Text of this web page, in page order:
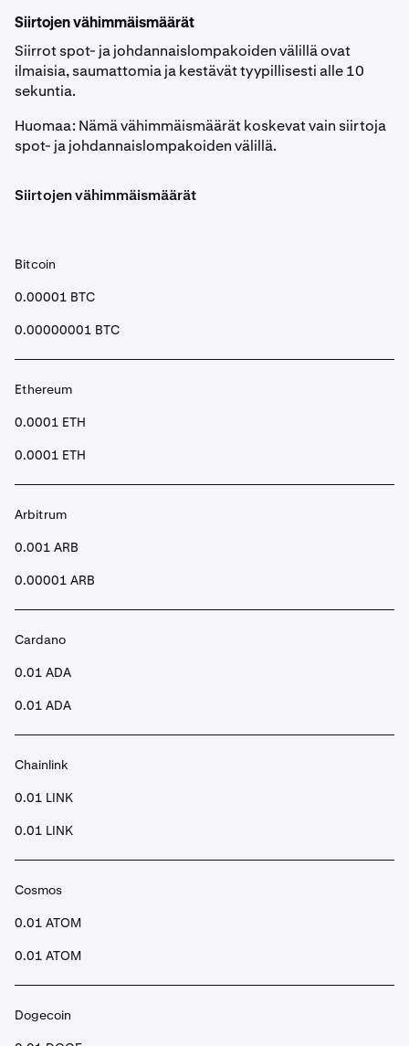
siirrettävä summa. Varmista, että se täyttää
vähimmäisvaatimuksemme
4
Napsauta ”Esikatsele siirtoa” tarkistaaksesi siirron
tiedot ja napsauta sitten ”Vahvista siirto”.
5
Kun lähetys on tehty, näet vihreän ilmoituksen näytön
johdannaislompakossasi ja olet valmis aloittamaan
• Siirry Portfolio -välilehdelle ja napsauta sitten
Derivatives.
• Napsauta ”Siirrä Spotiin” -painiketta
•
siirrettävä summa. Varmista, että se täyttää
vähimmäisvaatimuksemme.
•
Napsauta ”Esikatsele siirtoa” tarkistaaksesi siirron
tiedot ja napsauta sitten ”Vahvista siirto”.
muutaman sekunnin kuluttua varasi ovat Spot-
lompakossasi.
Siirtojen vähimmäismäärät
Siirrot spot- ja johdannaislompakoiden välillä ovat
ilmaisia, saumattomia ja kestävät tyypillisesti alle 10
sekuntia.
Huomaa: Nämä vähimmäismäärät koskevat vain siirtoja
spot- ja johdannaislompakoiden välillä.
Siirtojen vähimmäismäärät
Bitcoin
0.00001 BTC
0.00000001 BTC
Ethereum
0.0001 ETH
0.0001 ETH
Arbitrum
0.001 ARB
0.00001 ARB
Cardano
0.01 ADA
0.01 ADA
Chainlink
0.01 LINK
0.01 LINK
Cosmos
0.01 ATOM
0.01 ATOM
Dogecoin